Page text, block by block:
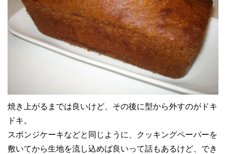
焼き上がるまでは良いけど、その後に型から外すのがドキ
ドキ。
スポンジケーキなどと同じように、クッキングペーパーを
敷いてから生地を流し込めば良いって話もあるけど、でき